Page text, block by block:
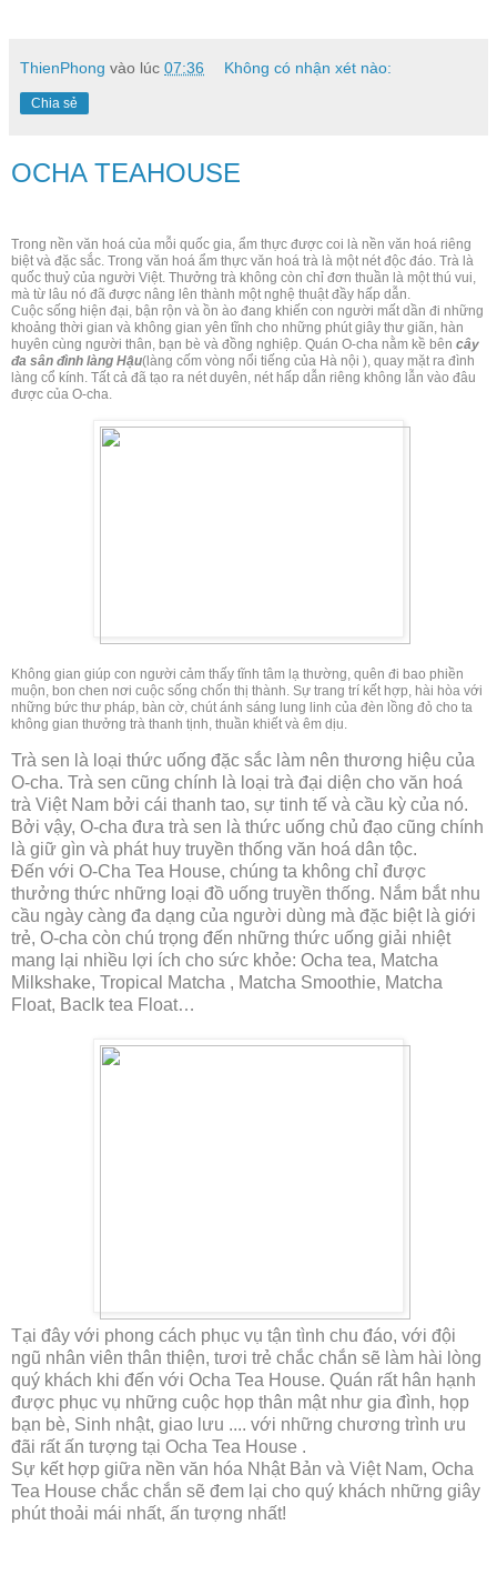
ThienPhong vào lúc 07:36 Không có nhận xét nào:
Chia sẻ
OCHA TEAHOUSE
Trong nền văn hoá của mỗi quốc gia, ẩm thực được coi là nền văn hoá riêng
biệt và đặc sắc. Trong văn hoá ẩm thực văn hoá trà là một nét độc đáo. Trà là
quốc thuỷ của người Việt. Thưởng trà không còn chỉ đơn thuần là một thú vui,
mà từ lâu nó đã được nâng lên thành một nghệ thuật đầy hấp dẫn.
Cuộc sống hiện đại, bận rộn và ồn ào đang khiến con người mất dần đi những
khoảng thời gian và không gian yên tĩnh cho những phút giây thư giãn, hàn
huyên cùng người thân, bạn bè và đồng nghiệp. Quán O-cha nằm kề bên cây
đa sân đình làng Hậu(làng cốm vòng nổi tiếng của Hà nội ), quay mặt ra đình
làng cổ kính. Tất cả đã tạo ra nét duyên, nét hấp dẫn riêng không lẫn vào đâu
được của O-cha.
Không gian giúp con người cảm thấy tĩnh tâm lạ thường, quên đi bao phiền
muộn, bon chen nơi cuộc sống chốn thị thành. Sự trang trí kết hợp, hài hòa với
những bức thư pháp, bàn cờ, chút ánh sáng lung linh của đèn lồng đỏ cho ta
không gian thưởng trà thanh tịnh, thuần khiết và êm dịu.
Trà sen là loại thức uống đặc sắc làm nên thương hiệu của
O-cha. Trà sen cũng chính là loại trà đại diện cho văn hoá
trà Việt Nam bởi cái thanh tao, sự tinh tế và cầu kỳ của nó.
Bởi vậy, O-cha đưa trà sen là thức uống chủ đạo cũng chính
là giữ gìn và phát huy truyền thống văn hoá dân tộc.
Đến với O-Cha Tea House, chúng ta không chỉ được
thưởng thức những loại đồ uống truyền thống. Nắm bắt nhu
cầu ngày càng đa dạng của người dùng mà đặc biệt là giới
trẻ, O-cha còn chú trọng đến những thức uống giải nhiệt
mang lại nhiều lợi ích cho sức khỏe: Ocha tea, Matcha
Milkshake, Tropical Matcha , Matcha Smoothie, Matcha
Float, Baclk tea Float…
Tại đây với phong cách phục vụ tận tình chu đáo, với đội
ngũ nhân viên thân thiện, tươi trẻ chắc chắn sẽ làm hài lòng
quý khách khi đến với Ocha Tea House. Quán rất hân hạnh
được phục vụ những cuộc họp thân mật như gia đình, họp
bạn bè, Sinh nhật, giao lưu .... với những chương trình ưu
đãi rất ấn tượng tại Ocha Tea House .
Sự kết hợp giữa nền văn hóa Nhật Bản và Việt Nam, Ocha
Tea House chắc chắn sẽ đem lại cho quý khách những giây
phút thoải mái nhất, ấn tượng nhất!